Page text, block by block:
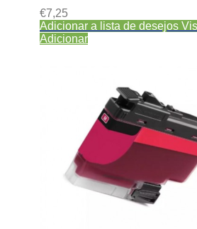
€7,25
Adicionar a lista de desejos
Adicionar